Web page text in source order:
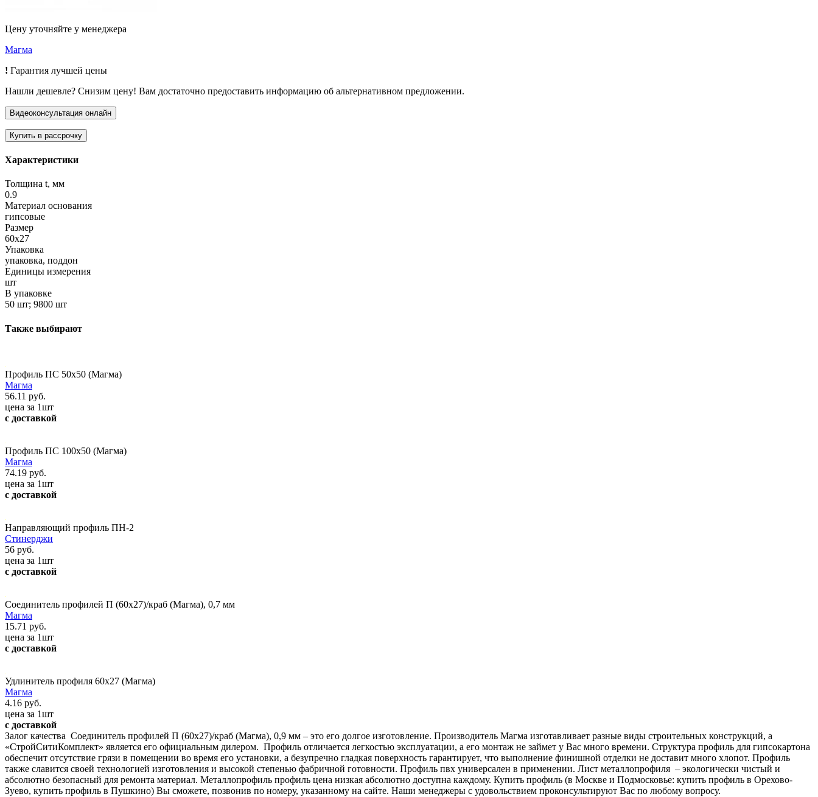
Цену уточняйте у менеджера
Магма
! Гарантия лучшей цены
Нашли дешевле? Снизим цену! Вам достаточно предоставить информацию об альтернативном предложении.
Характеристики
Толщина t, мм
0.9
Материал основания
гипсовые
Размер
60х27
Упаковка
упаковка, поддон
Единицы измерения
шт
В упаковке
50 шт; 9800 шт
Также выбирают
Профиль ПС 50x50 (Магма)
Магма
56.11 руб.
цена за 1шт
с доставкой
Профиль ПС 100x50 (Магма)
Магма
74.19 руб.
цена за 1шт
с доставкой
Направляющий профиль ПН-2
Стинерджи
56 руб.
цена за 1шт
с доставкой
Соединитель профилей П (60x27)/краб (Магма), 0,7 мм
Магма
15.71 руб.
цена за 1шт
с доставкой
Удлинитель профиля 60x27 (Магма)
Магма
4.16 руб.
цена за 1шт
с доставкой
Залог качества Соединитель профилей П (60х27)/краб (Магма), 0,9 мм – это его долгое изготовление. Производитель Магма изготавливает разные виды строительных конструкций, а
«СтройСитиКомплект» является его официальным дилером. Профиль отличается легкостью эксплуатации, а его монтаж не займет у Вас много времени. Структура профиль для гипсокартона
обеспечит отсутствие грязи в помещении во время его установки, а безупречно гладкая поверхность гарантирует, что выполнение финишной отделки не доставит много хлопот. Профиль
также славится своей технологией изготовления и высокой степенью фабричной готовности. Профиль пвх универсален в применении. Лист металлопрофиля – экологически чистый и
абсолютно безопасный для ремонта материал. Металлопрофиль профиль цена низкая абсолютно доступна каждому. Купить профиль (в Москве и Подмосковье: купить профиль в Орехово-
Зуево, купить профиль в Пушкино) Вы сможете, позвонив по номеру, указанному на сайте. Наши менеджеры с удовольствием проконсультируют Вас по любому вопросу.